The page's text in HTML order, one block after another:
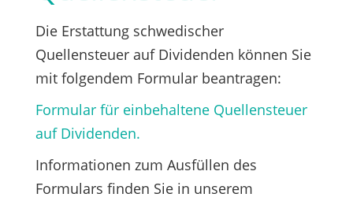
Die Erstattung schwedischer
Quellensteuer auf Dividenden können Sie
mit folgendem Formular beantragen:
Formular für einbehaltene Quellensteuer
auf Dividenden.
Informationen zum Ausfüllen des
Formulars finden Sie in unserem